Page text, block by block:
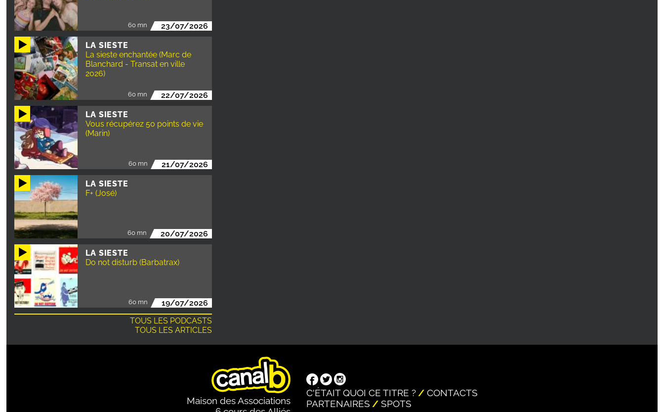
60 mn 23/07/2026
LA SIESTE
La sieste enchantée (Marc de
Blanchard - Transat en ville
2026)
60 mn 22/07/2026
LA SIESTE
Vous récupérez 50 points de vie
(Marin)
60 mn 21/07/2026
LA SIESTE
F+ (José)
60 mn 20/07/2026
LA SIESTE
Do not disturb (Barbatrax)
60 mn
19/07/2026
TOUS LES PODCASTS
TOUS LES ARTICLES
Maison des Associations
C'ÉTAIT QUOI CE TITRE ?
CONTACTS
PARTENAIRES
SPOTS